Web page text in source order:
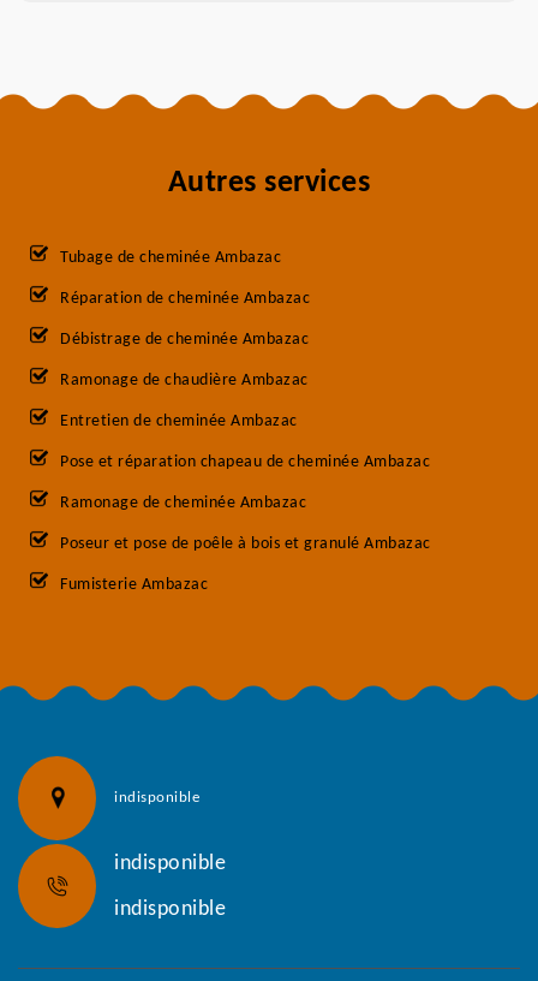
Autres services
Tubage de cheminée Ambazac
Réparation de cheminée Ambazac
Débistrage de cheminée Ambazac
Ramonage de chaudière Ambazac
Entretien de cheminée Ambazac
Pose et réparation chapeau de cheminée Ambazac
Ramonage de cheminée Ambazac
Poseur et pose de poêle à bois et granulé Ambazac
Fumisterie Ambazac
indisponible
indisponible
indisponible